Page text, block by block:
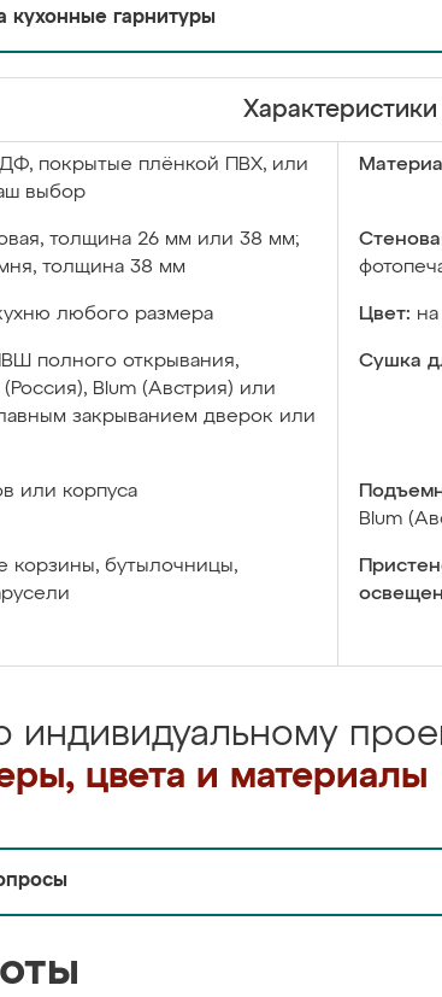
кухонные гарнитуры
Характеристики
покрытые плёнкой ПВХ, или
выбор
толщина 26 мм или 38 мм;
толщина 38 мм
любого размера Цвет:
полного открывания,
Blum (Австрия) или
закрыванием дверок или
Сушка
или корпуса
Blum
корзины, бутылочницы,
индивидуальному
цвета и материалы